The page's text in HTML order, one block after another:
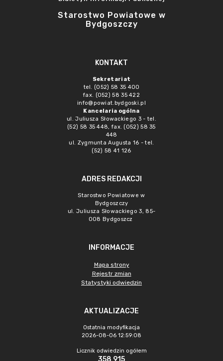
Starostwo Powiatowe w
Bydgoszczy
KONTAKT
Sekretariat
tel. (052) 58 35 400
fax. (052) 58 35 422
info@powiat.bydgoski.pl
Kancelaria ogólna
ul. Juliusza Słowackiego 3 - tel.
(52) 58 35 448, fax. (052) 58 35
448
ul. Zygmunta Augusta 16 - tel.
(52) 58 41 126
ADRES REDAKCJI
Starostwo Powiatowe w
Bydgoszczy
ul. Juliusza Słowackiego 3, 85-
008 Bydgoszcz
INFORMACJE
Mapa strony
Rejestr zmian
Statystyki odwiedzin
AKTUALIZACJE
Ostatnia modyfikacja
2026-08-06 12:59:08
Licznik odwiedzin ogółem
358 915